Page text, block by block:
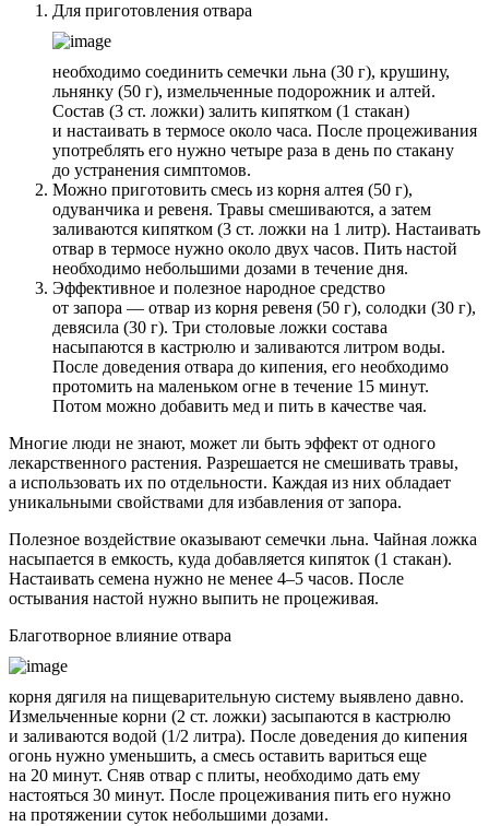
Для приготовления отвара
необходимо соединить семечки льна (30 г), крушину,
льнянку (50 г), измельченные подорожник и алтей.
Состав (3 ст. ложки) залить кипятком (1 стакан)
и настаивать в термосе около часа. После процеживания
употреблять его нужно четыре раза в день по стакану
до устранения симптомов.
Можно приготовить смесь из корня алтея (50 г),
одуванчика и ревеня. Травы смешиваются, а затем
заливаются кипятком (3 ст. ложки на 1 литр). Настаивать
отвар в термосе нужно около двух часов. Пить настой
необходимо небольшими дозами в течение дня.
Эффективное и полезное народное средство
от запора — отвар из корня ревеня (50 г), солодки (30 г),
девясила (30 г). Три столовые ложки состава
насыпаются в кастрюлю и заливаются литром воды.
После доведения отвара до кипения, его необходимо
протомить на маленьком огне в течение 15 минут.
Потом можно добавить мед и пить в качестве чая.
Многие люди не знают, может ли быть эффект от одного
лекарственного растения. Разрешается не смешивать травы,
а использовать их по отдельности. Каждая из них обладает
уникальными свойствами для избавления от запора.
Полезное воздействие оказывают семечки льна. Чайная ложка
насыпается в емкость, куда добавляется кипяток (1 стакан).
Настаивать семена нужно не менее 4–5 часов. После
остывания настой нужно выпить не процеживая.
Благотворное влияние отвара
корня дягиля на пищеварительную систему выявлено давно.
Измельченные корни (2 ст. ложки) засыпаются в кастрюлю
и заливаются водой (1/2 литра). После доведения до кипения
огонь нужно уменьшить, а смесь оставить вариться еще
на 20 минут. Сняв отвар с плиты, необходимо дать ему
настояться 30 минут. После процеживания пить его нужно
на протяжении суток небольшими дозами.